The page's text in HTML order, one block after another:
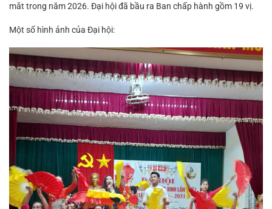
mắt trong năm 2026. Đại hội đã bầu ra Ban chấp hành gồm 19 vị.
Một số hình ảnh của Đại hội: